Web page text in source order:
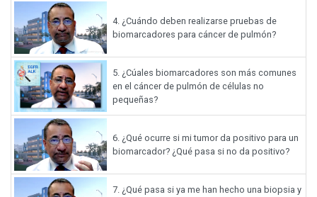
4.¿Cuándo deben realizarse pruebas de
biomarcadores para cáncer de pulmón?
5.¿Cúales biomarcadores son más comunes
en el cáncer de pulmón de células no
pequeñas?
6.¿Qué ocurre si mi tumor da positivo para un
biomarcador? ¿Qué pasa si no da positivo?
7.¿Qué pasa si ya me han hecho una biopsia y